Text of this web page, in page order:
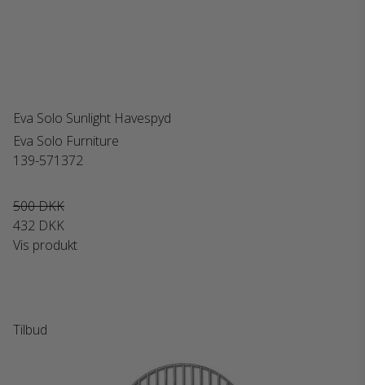
Eva Solo Sunlight Havespyd
Eva Solo Furniture
139-571372
500 DKK
432 DKK
Vis produkt
Tilbud